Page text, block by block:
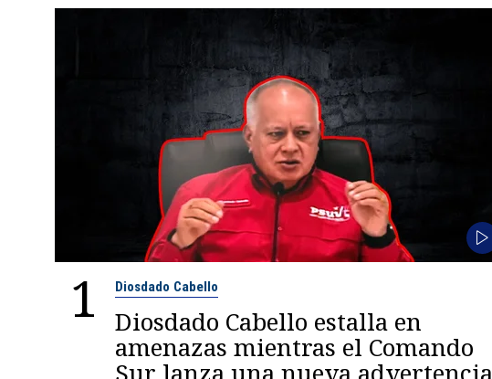
1 Diosdado Cabello
Diosdado Cabello estalla en
amenazas mientras el Comando
Sur lanza una nueva advertencia